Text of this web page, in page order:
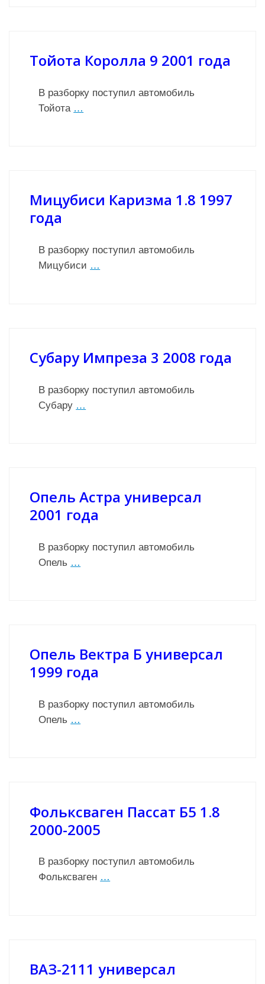
Тойота Королла 9 2001 года
В разборку поступил автомобиль
Тойота …
Мицубиси Каризма 1.8 1997
года
В разборку поступил автомобиль
Мицубиси …
Субару Импреза 3 2008 года
В разборку поступил автомобиль
Субару …
Опель Астра универсал
2001 года
В разборку поступил автомобиль
Опель …
Опель Вектра Б универсал
1999 года
В разборку поступил автомобиль
Опель …
Фольксваген Пассат Б5 1.8
2000-2005
В разборку поступил автомобиль
Фольксваген …
ВАЗ-2111 универсал